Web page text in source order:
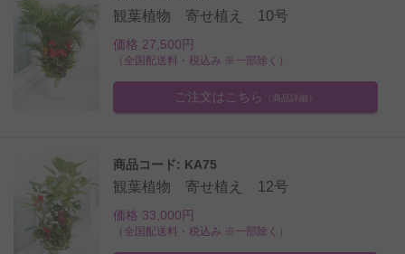
観葉植物 寄せ植え 10号
価格 27,500円
（全国配送料・税込み ※一部除く）
ご注文はこちら （商品詳細）
商品コード: KA75
観葉植物 寄せ植え 12号
価格 33,000円
（全国配送料・税込み ※一部除く）